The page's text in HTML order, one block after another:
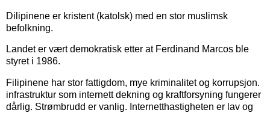
Dilipinene er kristent (katolsk) med en stor muslimsk
befolkning.
Landet er vært demokratisk etter at Ferdinand Marcos ble
styret i 1986.
Filipinene har stor fattigdom, mye kriminalitet og korrupsjon.
infrastruktur som internett dekning og kraftforsyning fungerer
dårlig. Strømbrudd er vanlig. Internetthastigheten er lav og